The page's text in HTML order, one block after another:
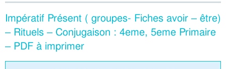
Impératif Présent ( groupes- Fiches avoir – être)
– Rituels – Conjugaison : 4eme, 5eme Primaire
– PDF à imprimer